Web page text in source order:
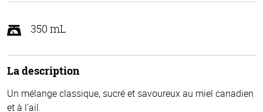
350 mL
La description
Un mélange classique, sucré et savoureux au miel canadien
et à l'ail.